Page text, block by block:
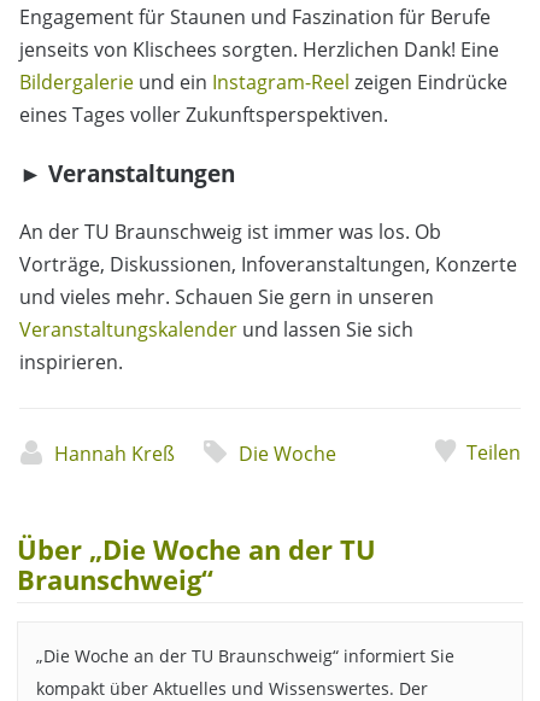
Engagement für Staunen und Faszination für Berufe
jenseits von Klischees sorgten. Herzlichen Dank! Eine
Bildergalerie und ein Instagram-Reel zeigen Eindrücke
eines Tages voller Zukunftsperspektiven.
► Veranstaltungen
An der TU Braunschweig ist immer was los. Ob
Vorträge, Diskussionen, Infoveranstaltungen, Konzerte
und vieles mehr. Schauen Sie gern in unseren
Veranstaltungskalender und lassen Sie sich
inspirieren.
Hannah Kreß Die Woche Teilen
Über „Die Woche an der TU
Braunschweig“
„Die Woche an der TU Braunschweig“ informiert Sie
kompakt über Aktuelles und Wissenswertes. Der